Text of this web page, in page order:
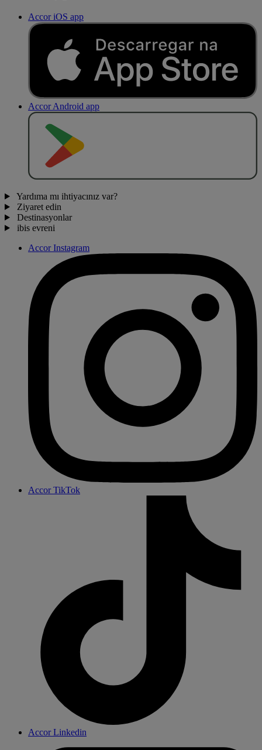
Accor iOS app
Accor Android app
Yardıma mı ihtiyacınız var?
Ziyaret edin
Destinasyonlar
ibis evreni
Accor Instagram
Accor TikTok
Accor Linkedin